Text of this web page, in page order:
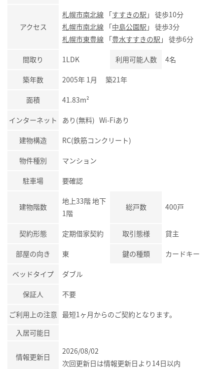
アクセス
札幌市南北線 「すすきの駅 」 徒歩10分
札幌市南北線 「中島公園駅 」 徒歩3分
札幌市東豊線 「豊水すすきの駅 」 徒歩6分
間取り 1LDK 利用可能人数 4名
築年数 2005年 1月 築21年
面積 41.83m²
インターネット あり(無料) Wi-Fiあり
建物構造 RC(鉄筋コンクリート)
物件種別 マンション
駐車場 要確認
建物階数
地上33階 地下
1階
総戸数 400戸
契約形態 定期借家契約 取引態様 貸主
部屋の向き 東 鍵の種類 カードキー
ベッドタイプ ダブル
保証人 不要
ご利用上の注意 最短1ヶ月からのご契約となります。
入居可能日
情報更新日
2026/08/02
次回更新日は情報更新日より14日以内